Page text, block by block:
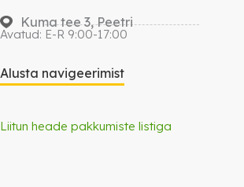
Kuma tee 3, Peetri
Avatud: E-R 9:00-17:00
Alusta navigeerimist
Liitun heade pakkumiste listiga